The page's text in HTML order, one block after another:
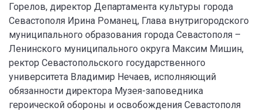
Горелов, директор Департамента культуры города
Севастополя Ирина Романец, Глава внутригородского
муниципального образования города Севастополя –
Ленинского муниципального округа Максим Мишин,
ректор Севастопольского государственного
университета Владимир Нечаев, исполняющий
обязанности директора Музея-заповедника
героической обороны и освобождения Севастополя